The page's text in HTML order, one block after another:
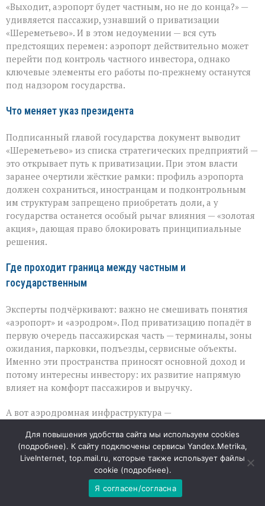
что
уйдёт
частные
руки,
а
что
останется
«Выходит, аэропорт будет частным, но не до конца?» —
удивляется пассажир, узнавший о приватизации
«Шереметьево». И в этом недоумении — вся суть
предстоящих перемен: аэропорт действительно может
перейти под контроль частного инвестора, однако
ключевые элементы его работы по‑прежнему останутся
под надзором государства.
Что меняет указ президента
Подписанный главой государства документ выводит
«Шереметьево» из списка стратегических предприятий —
это открывает путь к приватизации. При этом власти
заранее очертили жёсткие рамки: профиль аэропорта
должен сохраниться, иностранцам и подконтрольным
им структурам запрещено приобретать доли, а у
государства останется особый рычаг влияния — «золотая
акция», дающая право блокировать принципиальные
решения.
Где проходит граница между частным и
государственным
Эксперты подчёркивают: важно не смешивать понятия
«аэропорт» и «аэродром». Под приватизацию попадёт в
первую очередь пассажирская часть — терминалы, зоны
ожидания, парковки, подъезды, сервисные объекты.
Именно эти пространства приносят основной доход и
потому интересны инвестору: их развитие напрямую
влияет на комфорт пассажиров и выручку.
А вот аэродромная инфраструктура —
перроны, навигационное оборудование — останется в
государственной собственности. Её не продают, но
передают в управление: инвестор будет отвечать за
эксплуатацию и ремонт, регулярно перечисляя
государству концессионный платёж. Такой формат
Для повышения удобства сайта мы используем cookies
(подробнее). К сайту подключены сервисы Yandex.Metrika,
LiveInternet, top.mail.ru, которые также использует файлы
cookie (подробнее).
Я согласен/согласна